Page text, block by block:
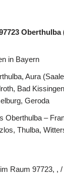
Oberthulba
in Bayern
Aura
Bad
Geroda
Oberthulba –
Thulba,
Raum 97723, , /